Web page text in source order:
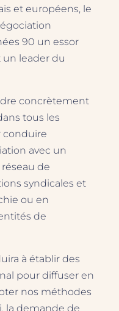
et européens, le
90 un essor
un leader du
concrètement
tous les
conduire
avec un
de
syndicales et
ou en
de
à établir des
pour diffuser en
nos méthodes
la demande de